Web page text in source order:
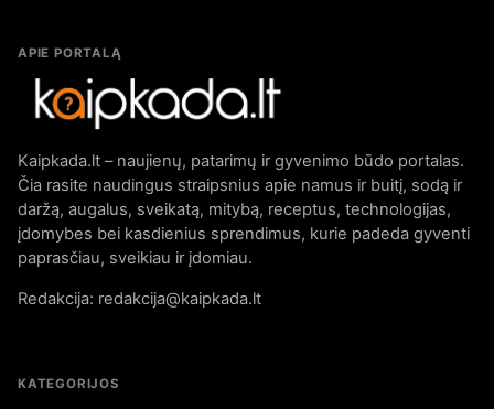
APIE PORTALĄ
Kaipkada.lt – naujienų, patarimų ir gyvenimo būdo portalas.
Čia rasite naudingus straipsnius apie namus ir buitį, sodą ir
daržą, augalus, sveikatą, mitybą, receptus, technologijas,
įdomybes bei kasdienius sprendimus, kurie padeda gyventi
paprasčiau, sveikiau ir įdomiau.
Redakcija: redakcija@kaipkada.lt
KATEGORIJOS